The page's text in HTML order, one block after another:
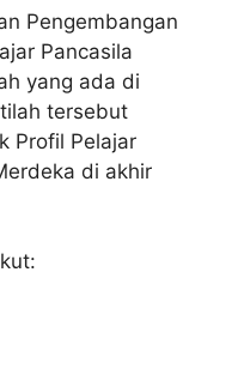
Pengembangan
Pancasila
yang ada di
tersebut
Profil Pelajar
di akhir